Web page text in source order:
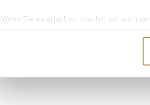
Wenn Sie es erlauben, würden wir auch
Erfahren Sie mehr darüber, wie Ihre
Wir verwenden Cookies, um Inhalte und